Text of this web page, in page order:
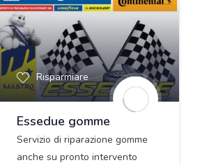
Risparmiare
Essedue gomme
Servizio di riparazione gomme
anche su pronto intervento